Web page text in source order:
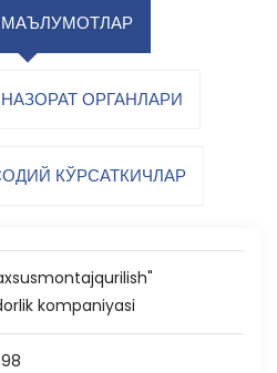
ОРГАНЛАРИ
КЎРСАТКИЧЛАР
kompaniyasi